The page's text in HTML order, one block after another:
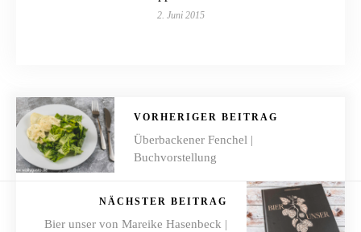
2. Juni 2015
VORHERIGER BEITRAG
Überbackener Fenchel |
Buchvorstellung
NÄCHSTER BEITRAG
Bier unser von Mareike Hasenbeck |